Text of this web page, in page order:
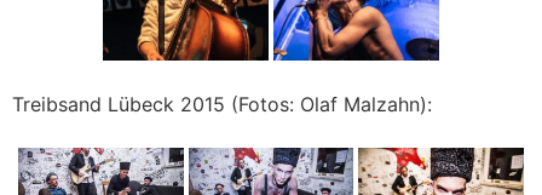
Treibsand Lübeck 2015 (Fotos: Olaf Malzahn):